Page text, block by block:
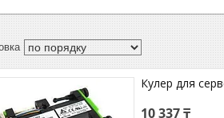
Кулер для
10 337 ₸